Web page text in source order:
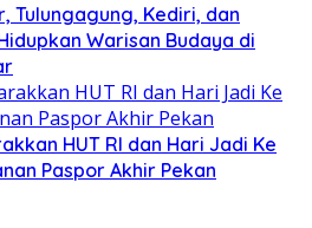
Tulungagung, Kediri, dan
Warisan Budaya di
HUT RI dan Hari Jadi Ke
Paspor Akhir Pekan